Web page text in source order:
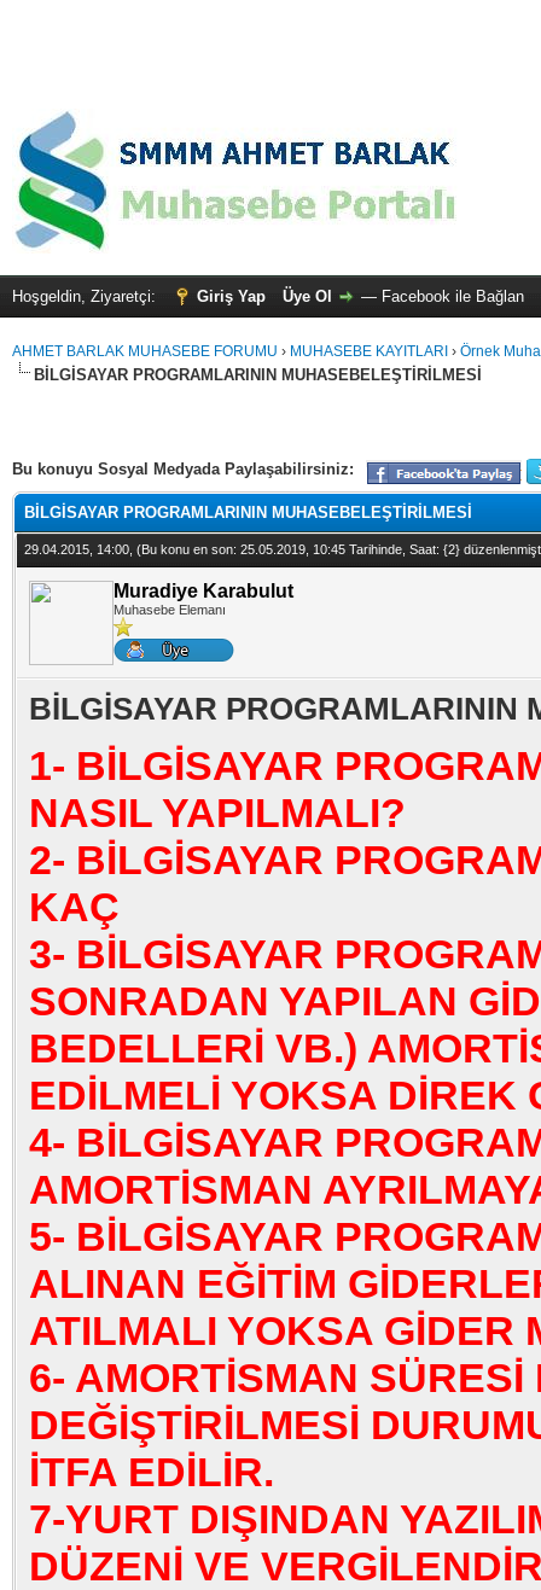
Hoşgeldin, Ziyaretçi: Giriş Yap Üye Ol — Facebook ile Bağlan
AHMET BARLAK MUHASEBE FORUMU › MUHASEBE KAYITLARI › Örnek
BİLGİSAYAR PROGRAMLARININ MUHASEBELEŞTİRİLMESİ
Bu konuyu Sosyal Medyada Paylaşabilirsiniz:
BİLGİSAYAR PROGRAMLARININ MUHASEBELEŞTİRİLMESİ
29.04.2015, 14:00, (Bu konu en son: 25.05.2019, 10:45 Tarihinde, Saat: {2}
Muradiye Karabulut
Muhasebe Elemanı
BİLGİSAYAR PROGRAMLARININ
1- BİLGİSAYAR
NASIL YAPILMALI?
2- BİLGİSAYAR
KAÇ
3- BİLGİSAYAR
SONRADAN YAPILAN
BEDELLERİ VB.)
EDİLMELİ YOKSA DİREK
4- BİLGİSAYAR
AMORTİSMAN
5- BİLGİSAYAR
ALINAN EĞİTİM
ATILMALI YOKSA GİDER
6- AMORTİSMAN
DEĞİŞTİRİLMESİ
İTFA EDİLİR.
7-YURT DIŞINDAN
DÜZENİ VE